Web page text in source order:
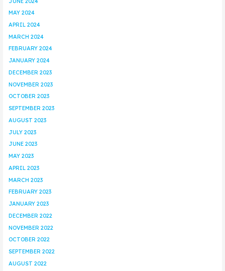
MAY 2024
APRIL 2024
MARCH 2024
FEBRUARY 2024
JANUARY 2024
DECEMBER 2023
NOVEMBER 2023
OCTOBER 2023
SEPTEMBER 2023
AUGUST 2023
JULY 2023
JUNE 2023
MAY 2023
APRIL 2023
MARCH 2023
FEBRUARY 2023
JANUARY 2023
DECEMBER 2022
NOVEMBER 2022
OCTOBER 2022
SEPTEMBER 2022
AUGUST 2022